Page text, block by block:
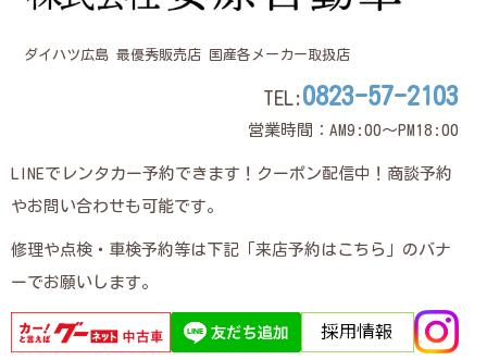
ダイハツ広島 最優秀販売店 国産各メーカー取扱店
TEL: 0823-57-2103
営業時間：AM9:00～PM18:00
LINEでレンタカー予約できます！クーポン配信中！商談予約
やお問い合わせも可能です。
修理や点検・車検予約等は下記「来店予約はこちら」のバナ
ーでお願いします。